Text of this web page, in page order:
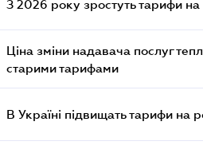
З 2026 року зростуть тарифи на
Ціна зміни надавача послуг
старими тарифами
В Україні підвищать тарифи на